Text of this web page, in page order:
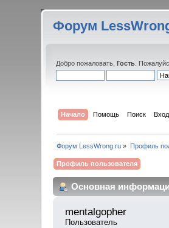
Форум
Добро пожаловать,Гость .
Начало Помощь Поиск Вход
Форум LessWrong.ru » Профиль
Профиль пользователя
Основная
mentalgopher
Пользователь